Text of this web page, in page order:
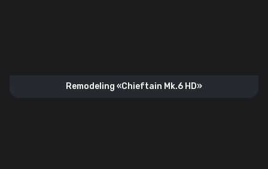
Remodeling «Chieftain Mk.6 HD»